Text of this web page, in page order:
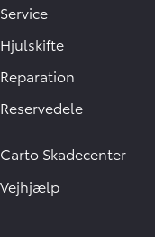
Service
Hjulskifte
Reparation
Reservedele
Carto Skadecenter
Vejhjælp